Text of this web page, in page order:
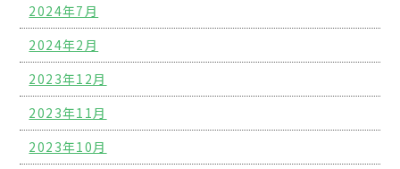
2024年7月
2024年2月
2023年12月
2023年11月
2023年10月